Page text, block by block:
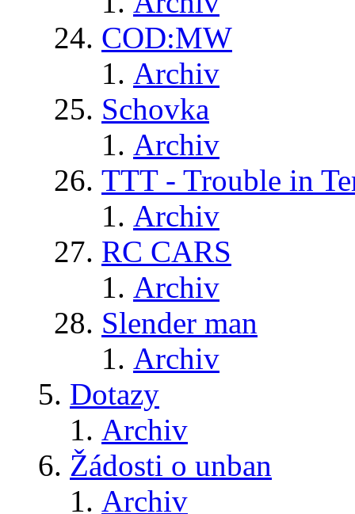
COD:MW
Archiv
Schovka
Archiv
TTT - Trouble in
Archiv
RC CARS
Archiv
Slender man
Archiv
Dotazy
Archiv
Žádosti o unban
Archiv